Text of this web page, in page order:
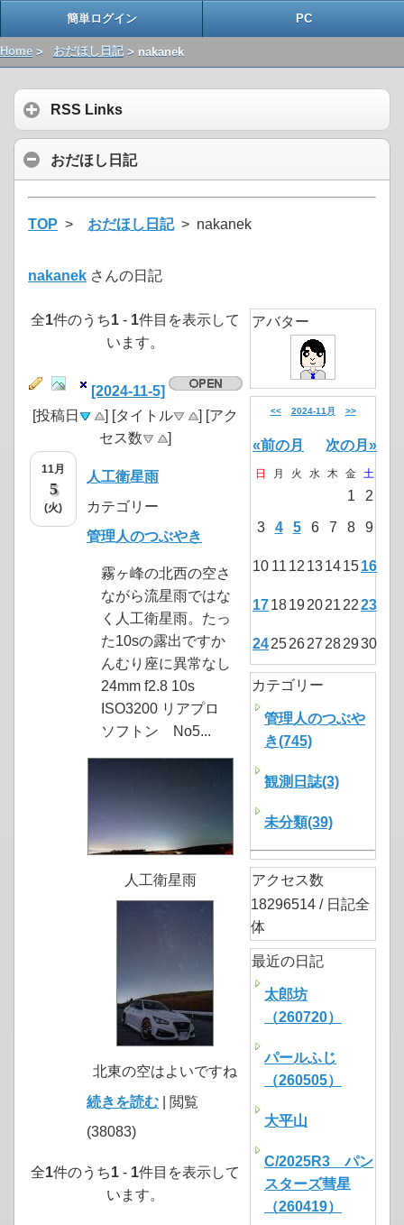
簡単ログイン PC
Home > おだほし日記> nakanek
RSS Links
おだほし日記
TOP > おだほし日記> nakanek
nakanek さんの日記
全1件のうち1 - 1件目を表示して
います。
[2024-11-5]
[投稿日
] [タイトル
] [アク
セス数
]
11月
5
(火)
人工衛星雨
カテゴリー
管理人のつぶやき
霧ヶ峰の北西の空さ
ながら流星雨ではな
く人工衛星雨。たっ
た10sの露出ですか
んむり座に異常なし
24mm f2.8 10s
ISO3200 リアプロ
ソフトン No5...
人工衛星雨
北東の空はよいですね
続きを読む | 閲覧
(38083)
全1件のうち1 - 1件目を表示して
います。
アバター
<< 2024-11月 >>
«前の月 次の月»
日 月 火 水 木 金 土
1 2
3 4 5 6 7 8 9
10 11 12 13141516
1718192021 2223
24252627 282930
カテゴリー
管理人のつぶや
き(745)
観測日誌(3)
未分類(39)
アクセス数
18296514 / 日記全
体
最近の日記
太郎坊
（260720）
パールふじ
（260505）
大平山
C/2025R3 パン
スターズ彗星
（260419）